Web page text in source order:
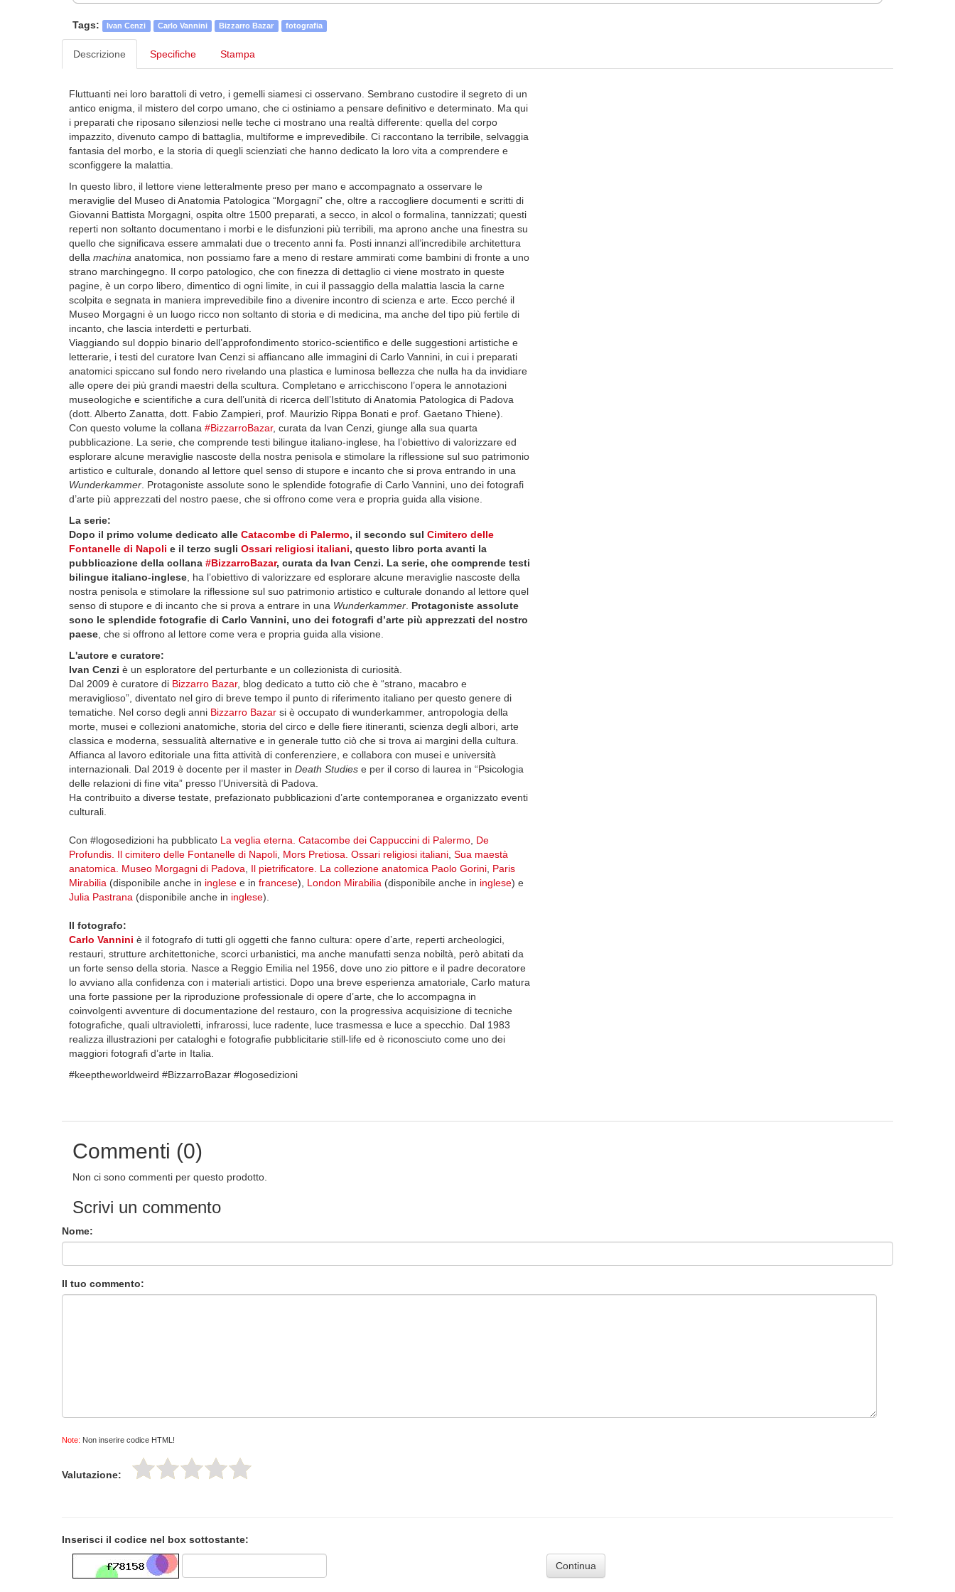
Tags: Ivan Cenzi Carlo Vannini Bizzarro Bazar fotografia
Descrizione Specifiche Stampa
Fluttuanti nei loro barattoli di vetro, i gemelli siamesi ci osservano. Sembrano custodire il segreto di un
antico enigma, il mistero del corpo umano, che ci ostiniamo a pensare definitivo e determinato. Ma qui
i preparati che riposano silenziosi nelle teche ci mostrano una realtà differente: quella del corpo
impazzito, divenuto campo di battaglia, multiforme e imprevedibile. Ci raccontano la terribile, selvaggia
fantasia del morbo, e la storia di quegli scienziati che hanno dedicato la loro vita a comprendere e
sconfiggere la malattia.
In questo libro, il lettore viene letteralmente preso per mano e accompagnato a osservare le
meraviglie del Museo di Anatomia Patologica “Morgagni” che, oltre a raccogliere documenti e scritti di
Giovanni Battista Morgagni, ospita oltre 1500 preparati, a secco, in alcol o formalina, tannizzati; questi
reperti non soltanto documentano i morbi e le disfunzioni più terribili, ma aprono anche una finestra su
quello che significava essere ammalati due o trecento anni fa. Posti innanzi all’incredibile architettura
della machina anatomica, non possiamo fare a meno di restare ammirati come bambini di fronte a uno
strano marchingegno. Il corpo patologico, che con finezza di dettaglio ci viene mostrato in queste
pagine, è un corpo libero, dimentico di ogni limite, in cui il passaggio della malattia lascia la carne
scolpita e segnata in maniera imprevedibile fino a divenire incontro di scienza e arte. Ecco perché il
Museo Morgagni è un luogo ricco non soltanto di storia e di medicina, ma anche del tipo più fertile di
incanto, che lascia interdetti e perturbati.
Viaggiando sul doppio binario dell’approfondimento storico-scientifico e delle suggestioni artistiche e
letterarie, i testi del curatore Ivan Cenzi si affiancano alle immagini di Carlo Vannini, in cui i preparati
anatomici spiccano sul fondo nero rivelando una plastica e luminosa bellezza che nulla ha da invidiare
alle opere dei più grandi maestri della scultura. Completano e arricchiscono l’opera le annotazioni
museologiche e scientifiche a cura dell’unità di ricerca dell’Istituto di Anatomia Patologica di Padova
(dott. Alberto Zanatta, dott. Fabio Zampieri, prof. Maurizio Rippa Bonati e prof. Gaetano Thiene).
Con questo volume la collana #BizzarroBazar, curata da Ivan Cenzi, giunge alla sua quarta
pubblicazione. La serie, che comprende testi bilingue italiano-inglese, ha l’obiettivo di valorizzare ed
esplorare alcune meraviglie nascoste della nostra penisola e stimolare la riflessione sul suo patrimonio
artistico e culturale, donando al lettore quel senso di stupore e incanto che si prova entrando in una
Wunderkammer . Protagoniste assolute sono le splendide fotografie di Carlo Vannini, uno dei fotografi
d’arte più apprezzati del nostro paese, che si offrono come vera e propria guida alla visione.
La serie:
Dopo il primo volume dedicato alle Catacombe di Palermo, il secondo sul Cimitero delle
Fontanelle di Napoli e il terzo sugli Ossari religiosi italiani, questo libro porta avanti la
pubblicazione della collana #BizzarroBazar, curata da Ivan Cenzi. La serie, che comprende testi
bilingue italiano-inglese , ha l’obiettivo di valorizzare ed esplorare alcune meraviglie nascoste della
nostra penisola e stimolare la riflessione sul suo patrimonio artistico e culturale donando al lettore quel
senso di stupore e di incanto che si prova a entrare in una Wunderkammer Protagoniste assolute
sono le splendide fotografie di Carlo Vannini, uno dei fotografi d’arte più apprezzati del nostro
paese , che si offrono al lettore come vera e propria guida alla visione.
L'autore e curatore:
Ivan Cenzi è un esploratore del perturbante e un collezionista di curiosità.
Dal 2009 è curatore di Bizzarro Bazar, blog dedicato a tutto ciò che è “strano, macabro e
meraviglioso”, diventato nel giro di breve tempo il punto di riferimento italiano per questo genere di
tematiche. Nel corso degli anni Bizzarro Bazar si è occupato di wunderkammer, antropologia della
morte, musei e collezioni anatomiche, storia del circo e delle fiere itineranti, scienza degli albori, arte
classica e moderna, sessualità alternative e in generale tutto ciò che si trova ai margini della cultura.
Affianca al lavoro editoriale una fitta attività di conferenziere, e collabora con musei e università
internazionali. Dal 2019 è docente per il master in Death Studies e per il corso di laurea in “Psicologia
delle relazioni di fine vita” presso l’Università di Padova.
Ha contribuito a diverse testate, prefazionato pubblicazioni d’arte contemporanea e organizzato eventi
culturali.
Con #logosedizioni ha pubblicato La veglia eterna. Catacombe dei Cappuccini di Palermo De
Profundis. Il cimitero delle Fontanelle di Napoli Mors Pretiosa. Ossari religiosi italiani Sua maestà
anatomica. Museo Morgagni di Padova
Il pietrificatore. La collezione anatomica Paolo Gorini Paris
Mirabilia (disponibile anche in inglese e in francese), London Mirabilia (disponibile anche in inglese) e
Julia Pastrana (disponibile anche in inglese).
Il fotografo:
Carlo Vannini è il fotografo di tutti gli oggetti che fanno cultura: opere d’arte, reperti archeologici,
restauri, strutture architettoniche, scorci urbanistici, ma anche manufatti senza nobiltà, però abitati da
un forte senso della storia. Nasce a Reggio Emilia nel 1956, dove uno zio pittore e il padre decoratore
lo avviano alla confidenza con i materiali artistici. Dopo una breve esperienza amatoriale, Carlo matura
una forte passione per la riproduzione professionale di opere d’arte, che lo accompagna in
coinvolgenti avventure di documentazione del restauro, con la progressiva acquisizione di tecniche
fotografiche, quali ultravioletti, infrarossi, luce radente, luce trasmessa e luce a specchio. Dal 1983
realizza illustrazioni per cataloghi e fotografie pubblicitarie still-life ed è riconosciuto come uno dei
maggiori fotografi d’arte in Italia.
#keeptheworldweird #BizzarroBazar #logosedizioni
Commenti (0)
Non ci sono commenti per questo prodotto.
Scrivi un commento
Nome:
Il tuo commento:
Note: Non inserire codice HTML!
Valutazione:
Inserisci il codice nel box sottostante:
Continua